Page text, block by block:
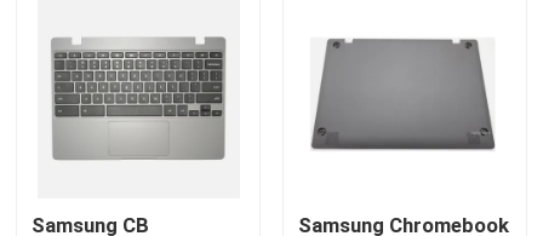
HP-LCD-Bildschirm-Ersatz
Macbook-LCD-Bildschirm-Ersatz
Samsung CB Samsung Chromebook